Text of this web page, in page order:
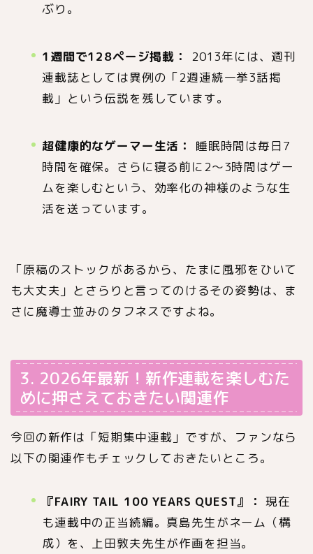
ぶり。
1週間で128ページ掲載：
2013年には、週刊
連載誌としては異例の「2週連続一挙3話掲
載」という伝説を残しています。
超健康的なゲーマー生活：
睡眠時間は毎日7
時間を確保。さらに寝る前に2〜3時間はゲー
ムを楽しむという、効率化の神様のような生
活を送っています。
「原稿のストックがあるから、たまに風邪をひいて
も大丈夫」とさらりと言ってのけるその姿勢は、ま
さに魔導士並みのタフネスですよね。
3. 2026年最新！新作連載を楽しむた
めに押さえておきたい関連作
今回の新作は「短期集中連載」ですが、ファンなら
以下の関連作もチェックしておきたいところ。
『FAIRY TAIL 100 YEARS QUEST』： 現在
も連載中の正当続編。真島先生がネーム（構
成）を、上田敦夫先生が作画を担当。